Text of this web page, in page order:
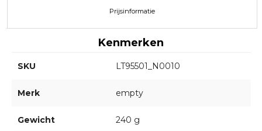
Prijsinformatie
Kenmerken
SKU LT95501_N0010
Merk empty
Gewicht 240 g